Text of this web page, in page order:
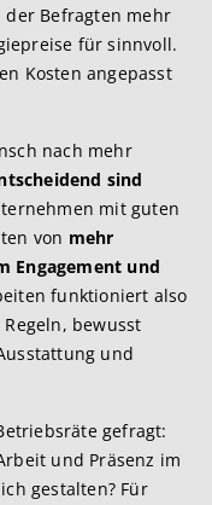
der Befragten mehr
für sinnvoll.
Kosten angepasst
nach mehr
sind
mit guten
von mehr
Engagement und
funktioniert also
bewusst
und
gefragt:
und Präsenz im
gestalten? Für